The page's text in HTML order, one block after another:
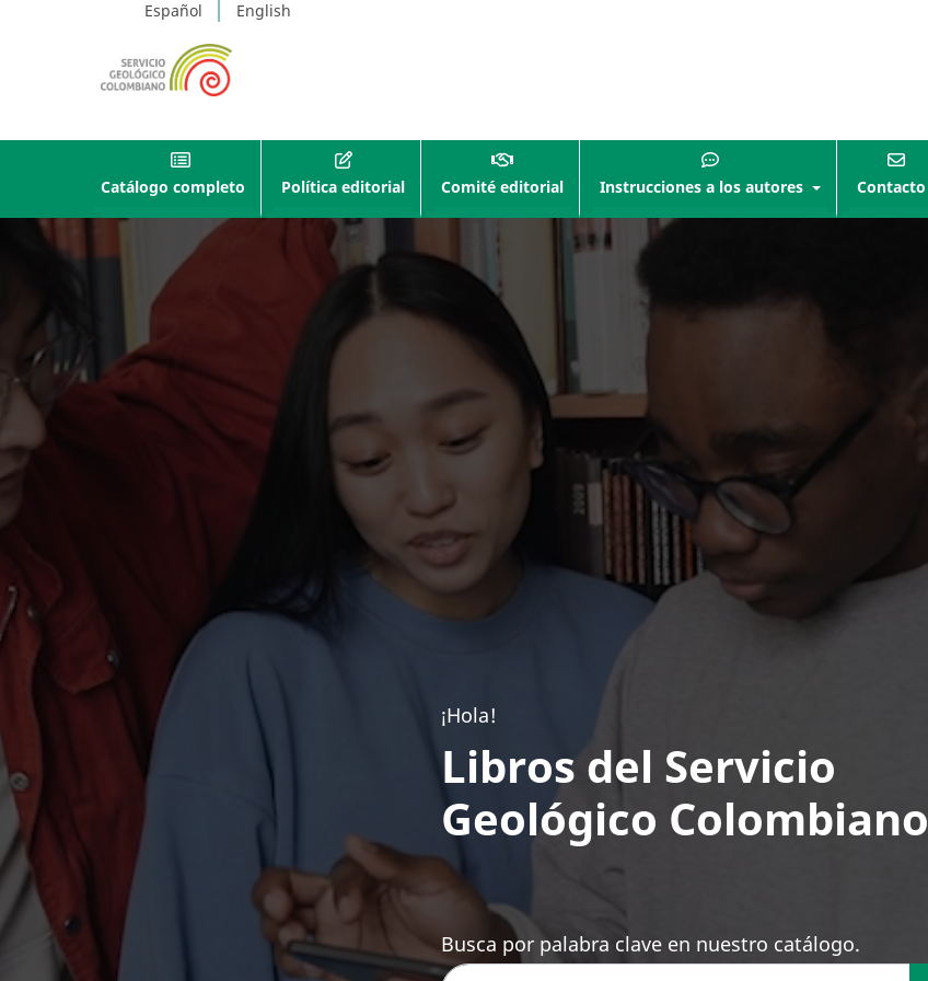
Español English
Catálogo completo Política editorial Comité editorial Instrucciones a los autores Contacto
¡Hola!
Libros del Servicio
Geológico Colombiano
Busca por palabra clave en nuestro catálogo.